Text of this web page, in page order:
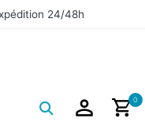
24/48h
0